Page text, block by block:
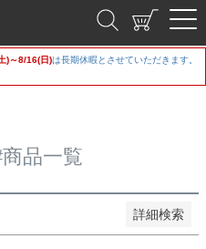
)～8/16(日)は長期休暇とさせていただきます。
品一覧
詳細検索